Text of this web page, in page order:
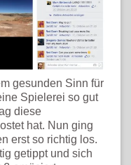
gesunden Sinn für
Spielerei so gut
diese
hat. Nun ging
erst so richtig los.
getippt und sich